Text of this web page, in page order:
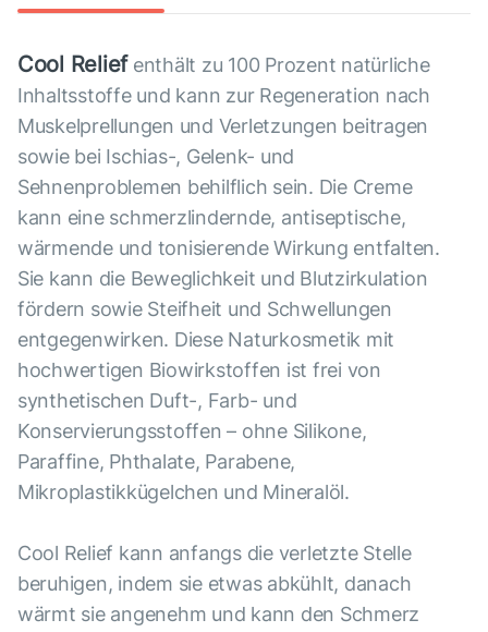
Cool Reliefenthält zu 100 Prozent natürliche
Inhaltsstoffe und kann zur Regeneration nach
Muskelprellungen und Verletzungen beitragen
sowie bei Ischias-, Gelenk- und
Sehnenproblemen behilflich sein. Die Creme
kann eine schmerzlindernde, antiseptische,
wärmende und tonisierende Wirkung entfalten.
Sie kann die Beweglichkeit und Blutzirkulation
fördern sowie Steifheit und Schwellungen
entgegenwirken. Diese Naturkosmetik mit
hochwertigen Biowirkstoffen ist frei von
synthetischen Duft-, Farb- und
Konservierungsstoffen – ohne Silikone,
Paraffine, Phthalate, Parabene,
Mikroplastikkügelchen und Mineralöl.
Cool Relief kann anfangs die verletzte Stelle
beruhigen, indem sie etwas abkühlt, danach
wärmt sie angenehm und kann den Schmerz